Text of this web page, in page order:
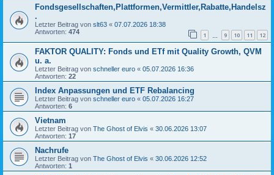
Fondsgesellschaften,Plattformen,Vermittler,Rabatte,Handelsz
.
Letzter Beitrag von slt63 « 07.07.2026 18:38
Antworten: 474 1 9 10 11 12
FAKTOR QUALITY: Fonds und ETf mit Quality Growth, QVM
u. a.
Letzter Beitrag von schneller euro « 05.07.2026 16:36
Antworten: 22
Index Anpassungen und ETF Rebalancing
Letzter Beitrag von schneller euro « 05.07.2026 16:27
Antworten: 6
Vietnam
Letzter Beitrag von The Ghost of Elvis « 30.06.2026 13:07
Antworten: 17
Nachrufe
Letzter Beitrag von The Ghost of Elvis « 30.06.2026 12:52
Antworten: 1